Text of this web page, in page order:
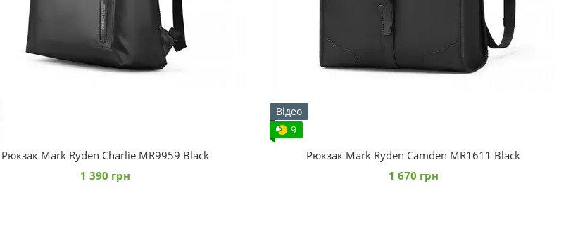
Рюкзак Mark Ryden Charlie MR9959 Black
1 390 грн
Відео
9
Рюкзак Mark Ryden Camden MR1611 Black
1 670 грн